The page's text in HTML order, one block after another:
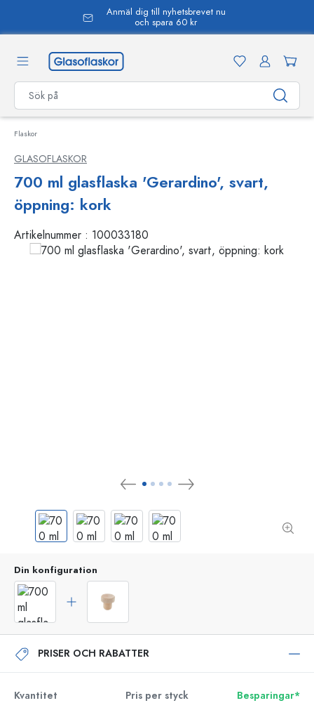
Anmäl dig till nyhetsbrevet nu
och spara 60 kr
Flaskor
GLASOFLASKOR
700 ml glasflaska 'Gerardino', svart,
öppning: kork
Artikelnummer : 100033180
Din konfiguration
PRISER OCH RABATTER
Kvantitet Pris per styck
Besparingar*